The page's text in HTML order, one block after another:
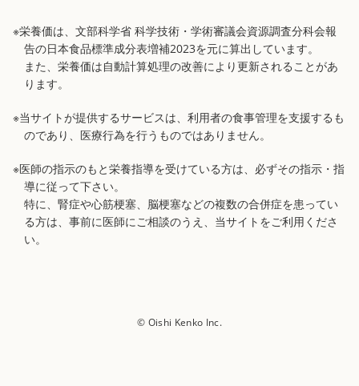
※栄養価は、文部科学省 科学技術・学術審議会資源調査分科会報
告の日本食品標準成分表増補2023を元に算出しています。
また、栄養価は自動計算処理の改善により更新されることがあ
ります。
※当サイトが提供するサービスは、利用者の食事管理を支援するも
のであり、医療行為を行うものではありません。
※医師の指示のもと栄養指導を受けている方は、必ずその指示・指
導に従って下さい。
特に、腎症や心筋梗塞、脳梗塞などの複数の合併症を患ってい
る方は、事前に医師にご相談のうえ、当サイトをご利用くださ
い。
© Oishi Kenko Inc.